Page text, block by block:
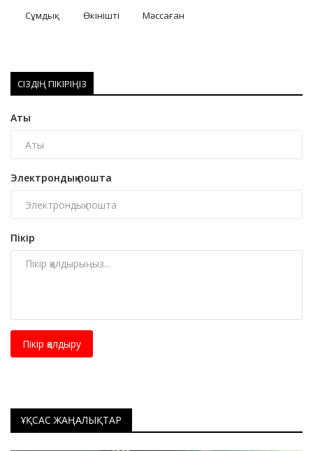
Сұмдық Өкінішті Мәссаған
СІЗДІҢ ПІКІРІҢІЗ
Аты
Электрондық пошта
Пікір
Пікір қалдыру
ҰҚСАС ЖАҢАЛЫҚТАР